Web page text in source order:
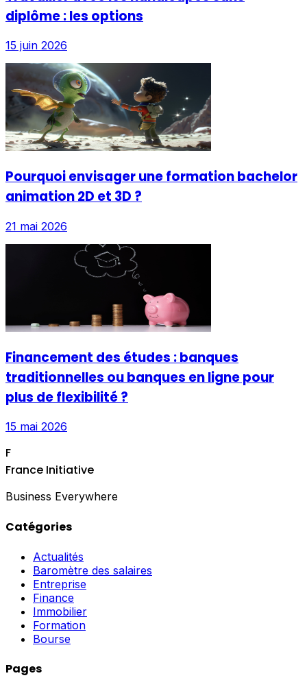
diplôme : les options
15 juin 2026
Pourquoi envisager une formation bachelor
animation 2D et 3D ?
21 mai 2026
Financement des études : banques
traditionnelles ou banques en ligne pour
plus de flexibilité ?
15 mai 2026
F
France Initiative
Business Everywhere
Catégories
Actualités
Baromètre des salaires
Entreprise
Finance
Immobilier
Formation
Bourse
Pages